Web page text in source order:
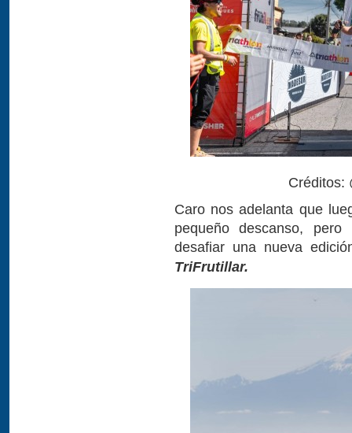
Créditos:
Caro nos adelanta que
pequeño descanso,
desafiar una nueva
TriFrutillar.